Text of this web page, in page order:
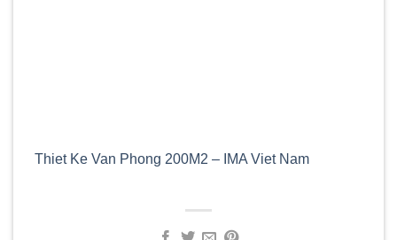
Thiet Ke Van Phong 200M2 – IMA Viet Nam